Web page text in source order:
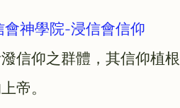
會神學院-浸信會信仰
信仰之群體，其信仰植
帝。